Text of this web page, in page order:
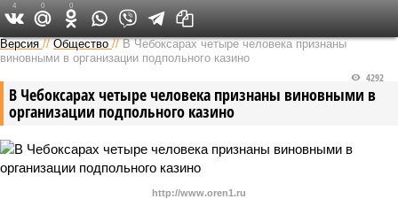
Версия в Чувашии
Версия //Общество //В Чебоксарах четыре человека признаны
виновными в организации подпольного казино
В Чебоксарах четыре человека признаны виновными в
организации подпольного казино
4292
http://www.oren1.ru
4 0 0